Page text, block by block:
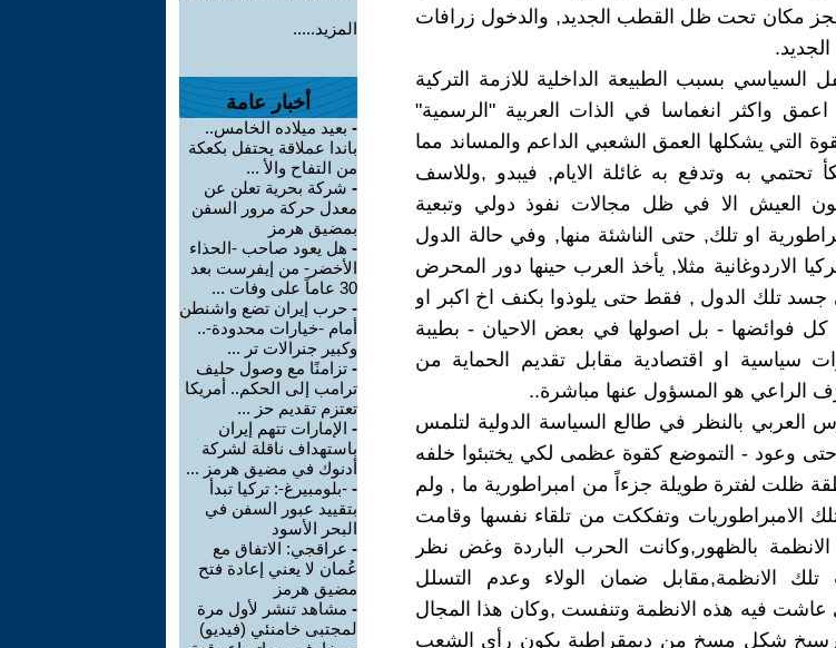
حجز مكان تحت ظل القطب الجديد, والدخول زرافات
السياسي بسبب الطبيعة الداخلية للازمة التركية
واكثر انغماسا في الذات العربية "الرسمية"
التي يشكلها العمق الشعبي الداعم والمساند مما
تحتمي به وتدفع به غائلة الايام, فيبدو ,وللاسف
العيش الا في ظل مجالات نفوذ دولي وتبعية
او تلك, حتى الناشئة منها, وفي حالة الدول
الاردوغانية مثلا, يأخذ العرب حينها دور المحرض
جسد تلك الدول , فقط حتى يلوذوا بكنف اخ اكبر او
كل فوائضها - بل اصولها في بعض الاحيان - بطيبة
او اقتصادية مقابل تقديم الحماية من
الراعي هو المسؤول عنها مباشرة..
بالنظر في طالع السياسة الدولية لتلمس
وعود - التموضع كقوة عظمى لكي يختبئوا خلفه
ظلت لفترة طويلة جزءاً من امبراطورية ما , ولم
الامبراطوريات وتفككت من تلقاء نفسها وقامت
بالظهور,وكانت الحرب الباردة وغض نظر
الانظمة,مقابل ضمان الولاء وعدم التسلل
عاشت فيه هذه الانظمة وتنفست ,وكان هذا المجال
شكل مسخ من ديمقراطية يكون رأي الشعب
المزيد.....
أخبار عامة
- بعيد ميلاده الخامس..
باندا عملاقة يحتفل بكعكة
من التفاح والأ ...
- شركة بحرية تعلن عن
معدل حركة مرور السفن
بمضيق هرمز
- هل يعود صاحب -الحذاء
الأخضر- من إيفرست بعد
30 عاماً على وفات ...
- حرب إيران تضع واشنطن
أمام -خيارات محدودة-..
وكبير جنرالات تر ...
- تزامنًا مع وصول حليف
ترامب إلى الحكم.. أمريكا
تعتزم تقديم حز ...
- الإمارات تتهم إيران
باستهداف ناقلة لشركة
أدنوك في مضيق هرمز ...
- -بلومبيرغ-: تركيا تبدأ
بتقييد عبور السفن في
البحر الأسود
- عراقجي: الاتفاق مع
عُمان لا يعني إعادة فتح
مضيق هرمز
- مشاهد تنشر لأول مرة
لمجتبى خامنئي (فيديو)